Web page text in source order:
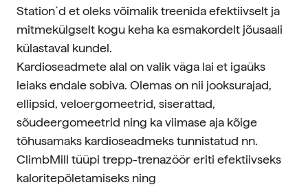
Station`d et oleks võimalik treenida efektiivselt ja
mitmekülgselt kogu keha ka esmakordelt jõusaali
külastaval kundel.
Kardioseadmete alal on valik väga lai et igaüks
leiaks endale sobiva. Olemas on nii jooksurajad,
ellipsid, veloergomeetrid, siserattad,
sõudeergomeetrid ning ka viimase aja kõige
tõhusamaks kardioseadmeks tunnistatud nn.
ClimbMill tüüpi trepp-trenazöör eriti efektiivseks
kaloritepõletamiseks ning